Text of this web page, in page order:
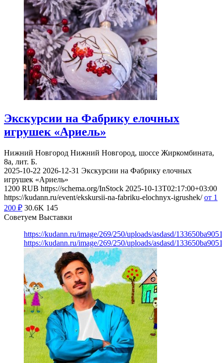
Экскурсии на Фабрику елочных
игрушек «Ариель»
Нижний Новгород Нижний Новгород, шоссе Жиркомбината,
8а, лит. Б.
2025-10-22 2026-12-31 Экскурсии на Фабрику елочных
игрушек «Ариель»
1200 RUB https://schema.org/InStock 2025-10-13T02:17:00+03:00
https://kudann.ru/event/ekskursii-na-fabriku-elochnyx-igrushek/ от 1
200 ₽ 30.6K 145
Советуем Выставки
https://kudann.ru/image/269/250/uploads/asdasd/
https://kudann.ru/image/269/250/uploads/asdasd/